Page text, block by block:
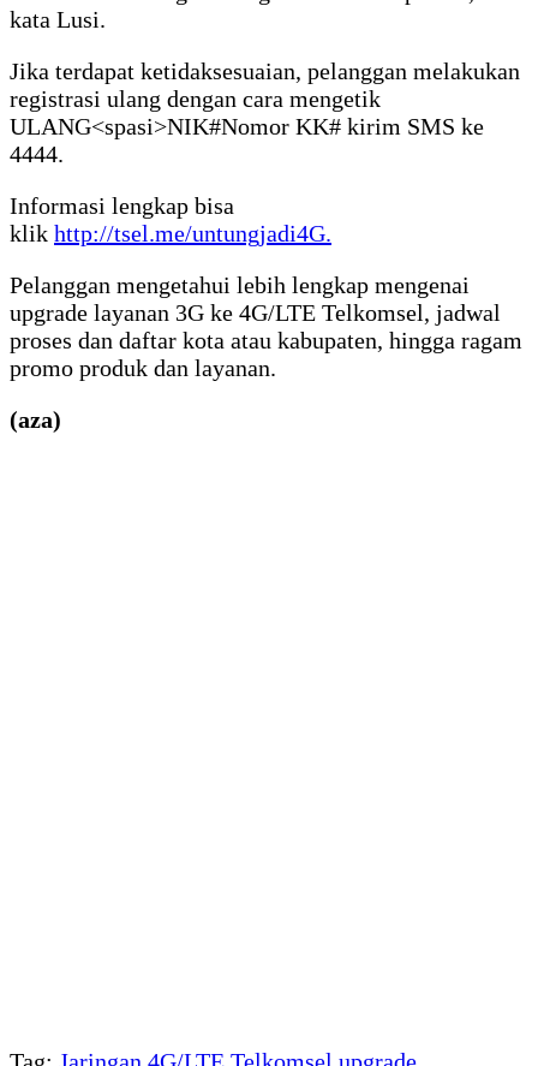
kata Lusi.
Jika terdapat ketidaksesuaian, pelanggan melakukan
registrasi ulang dengan cara mengetik
ULANG<spasi>NIK#Nomor KK# kirim SMS ke
4444.
Informasi lengkap bisa
klik http://tsel.me/untungjadi4G.
Pelanggan mengetahui lebih lengkap mengenai
upgrade layanan 3G ke 4G/LTE Telkomsel, jadwal
proses dan daftar kota atau kabupaten, hingga ragam
promo produk dan layanan.
(aza)